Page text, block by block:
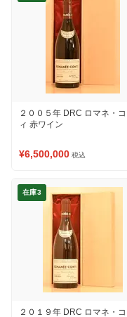
２００５年 DRC ロマネ・
ィ 赤ワイン
¥6,500,000 税込
在庫3
２０１９年 DRC ロマネ・